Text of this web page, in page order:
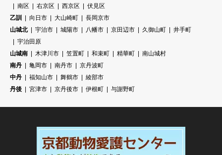
南区
右京区 西京区
伏見区
乙訓
向日市 大山崎町
長岡京市
山城北
宇治市 城陽市 八幡市 京田辺市 久御山町
井手町
宇治田原
山城南
木津川市 笠置町 和束町 精華町
南山城村
南丹
亀岡市 南丹市
京丹波町
中丹
福知山市 舞鶴市
綾部市
丹後
宮津市 京丹後市 伊根町 与謝野町